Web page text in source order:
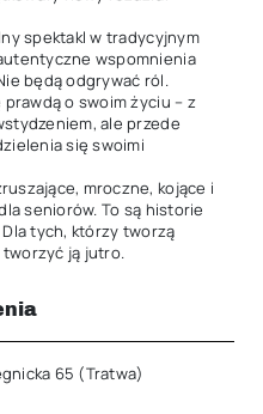
spektakl w tradycyjnym
wspomnienia
będą odgrywać ról.
o swoim życiu – z
ale przede
się swoimi
mroczne, kojące i
seniorów. To są historie
tych, którzy tworzą
tworzyć ją jutro.
65 (Tratwa)